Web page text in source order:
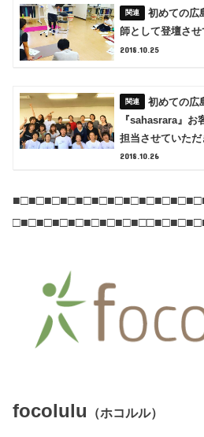
初めての広
師として登壇させ
2018.10.25
初めての広
『sahasrara』
担当させていただ
2018.10.26
focolulu （ホコルル）